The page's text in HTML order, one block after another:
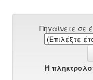
Πηγαίνετε σε
Ή